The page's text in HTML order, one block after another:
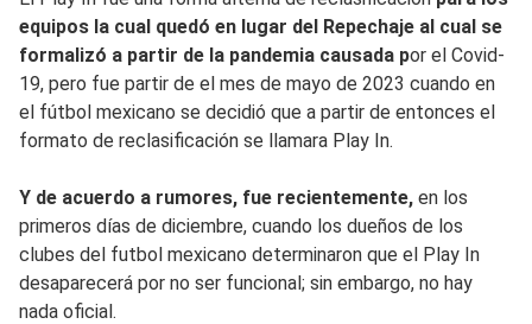
equipos la cual quedó en lugar del Repechaje al cual se
formalizó a partir de la pandemia causada por el Covid-
19, pero fue partir de el mes de mayo de 2023 cuando en
el fútbol mexicano se decidió que a partir de entonces el
formato de reclasificación se llamara Play In.
Y de acuerdo a rumores, fue recientemente, en los
primeros días de diciembre, cuando los dueños de los
clubes del futbol mexicano determinaron que el Play In
desaparecerá por no ser funcional; sin embargo, no hay
nada oficial.